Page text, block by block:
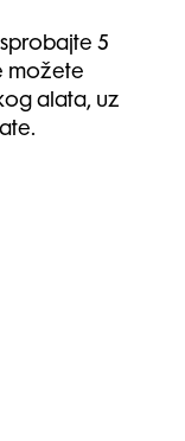
5
možete
alata, uz